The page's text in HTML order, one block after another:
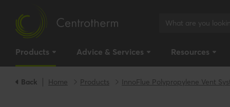
Products Advice & Services Resources
Back Home Products InnoFlue Polypropylene Vent